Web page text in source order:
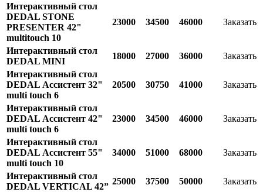
Интерактивный стол
DEDAL STONE
PRESENTER 42"
multitouch 10
23000 34500 46000 Заказать
Интерактивный стол
DEDAL MINI
18000 27000 36000
Заказать
Интерактивный стол
DEDAL Ассистент 32"
multi touch 6
20500 30750 41000 Заказать
Интерактивный стол
DEDAL Ассистент 42"
multi touch 6
23000 34500 46000 Заказать
Интерактивный стол
DEDAL Ассистент 55"
multi touch 10
34000 51000 68000 Заказать
Интерактивный стол
DEDAL VERTICAL 42”
25000 37500 50000
Заказать